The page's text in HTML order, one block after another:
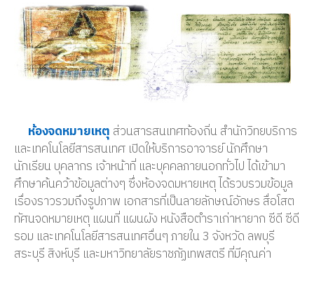
ห้องจดหมายเหตุ ส่วนสารสนเทศท้องถิ่น สำนักวิทยบริการ
และเทคโนโลยีสารสนเทศ เปิดให้บริการอาจารย์ นักศึกษา
นักเรียน บุคลากร เจ้าหน้าที่ และบุคคลภายนอกทั่วไป ได้เข้ามา
ศึกษาค้นคว้าข้อมูลต่างๆ ซึ่งห้องจดมหายเหตุ ได้รวบรวมข้อมูล
เรื่องราวรวมถึงรูปภาพ เอกสารที่เป็นลายลักษณ์อักษร สื่อโสต
ทัศนจดหมายเหตุ แผนที่ แผนผัง หนังสือตำราเก่าหายาก ซีดี ซีดี
รอม และเทคโนโลยีสารสนเทศอื่นๆ ภายใน 3 จังหวัด ลพบุรี
สระบุรี สิงห์บุรี และมหาวิทยาลัยราชภัฏเทพสตรี ที่มีคุณค่า